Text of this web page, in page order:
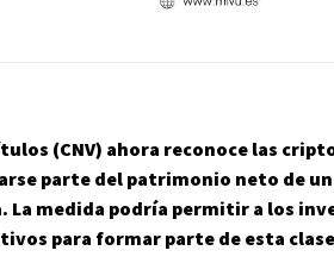
(CNV) ahora reconoce las
parte del patrimonio neto de
medida podría permitir a los
para formar parte de esta